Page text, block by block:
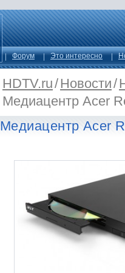
Форум Это интересно
HDTV.ru/Новости/
Медиацентр Acer
Медиацентр Acer